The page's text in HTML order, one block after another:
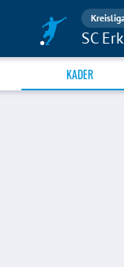
SC
KADER